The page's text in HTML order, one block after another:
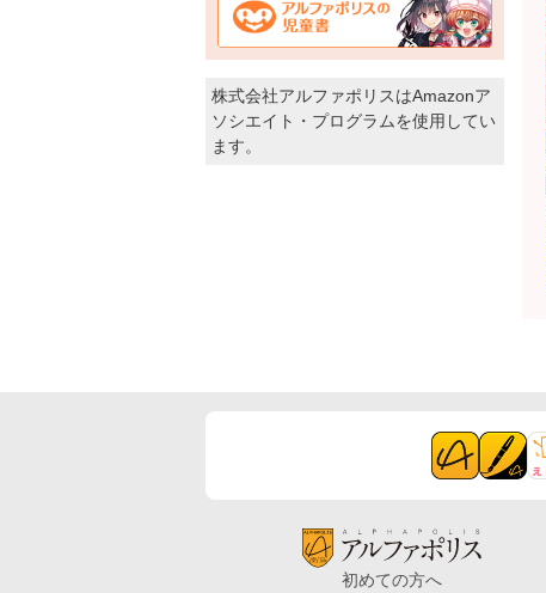
株式会社アルファポリスはAmazonア
ソシエイト・プログラムを使用してい
ます。
初めての方へ